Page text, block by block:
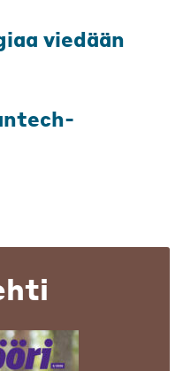
viedään